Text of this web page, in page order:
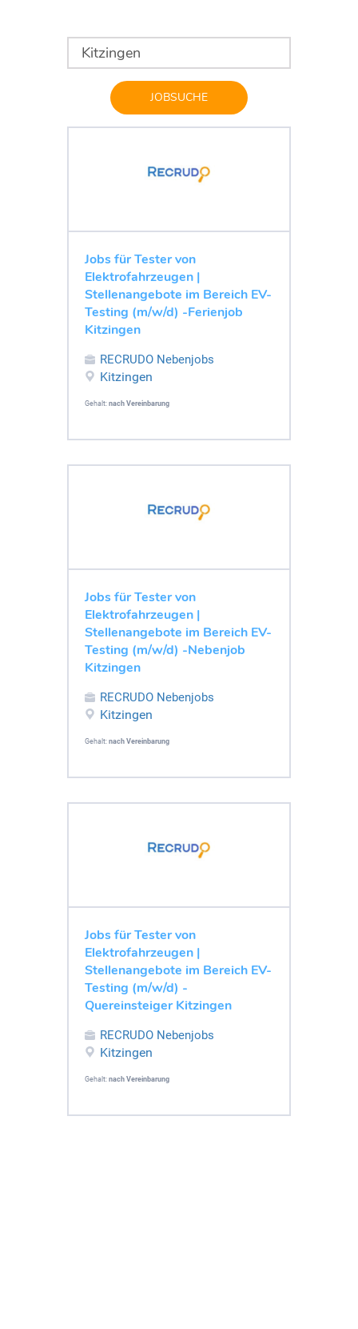
JOBSUCHE
Jobs für Tester von
Elektrofahrzeugen |
Stellenangebote im Bereich EV-
Testing (m/w/d) -Ferienjob
Kitzingen
RECRUDO Nebenjobs
Kitzingen
Gehalt: nach Vereinbarung
Jobs für Tester von
Elektrofahrzeugen |
Stellenangebote im Bereich EV-
Testing (m/w/d) -Nebenjob
Kitzingen
RECRUDO Nebenjobs
Kitzingen
Gehalt: nach Vereinbarung
Jobs für Tester von
Elektrofahrzeugen |
Stellenangebote im Bereich EV-
Testing (m/w/d) -
Quereinsteiger Kitzingen
RECRUDO Nebenjobs
Kitzingen
Gehalt: nach Vereinbarung